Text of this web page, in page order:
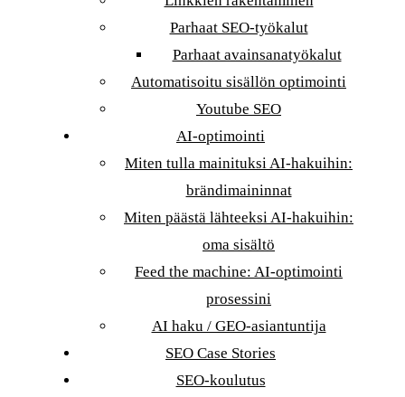
Parhaat SEO-työkalut
Parhaat avainsanatyökalut
Automatisoitu sisällön optimointi
Youtube SEO
AI-optimointi
Miten tulla mainituksi AI-hakuihin:
brändimaininnat
Miten päästä lähteeksi AI-hakuihin:
oma sisältö
Feed the machine: AI-optimointi
prosessini
AI haku / GEO-asiantuntija
SEO Case Stories
SEO-koulutus